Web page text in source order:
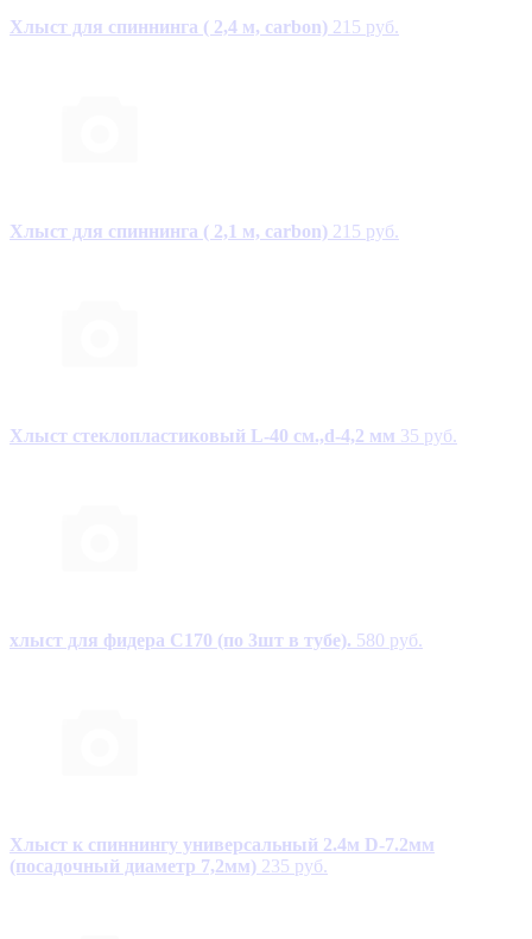
Хлыст для спиннинга ( 2,4 м, carbon) 215 руб.
Хлыст для спиннинга ( 2,1 м, carbon) 215 руб.
Хлыст стеклопластиковый L-40 см.,d-4,2 мм 35 руб.
хлыст для фидера С170 (по 3шт в тубе). 580 руб.
Хлыст к спиннингу универсальный 2.4м D-7.2мм
(посадочный диаметр 7,2мм) 235 руб.